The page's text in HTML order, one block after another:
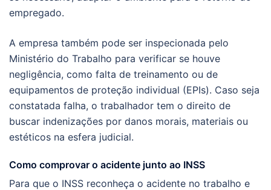
empregado.
A empresa também pode ser inspecionada pelo
Ministério do Trabalho para verificar se houve
negligência, como falta de treinamento ou de
equipamentos de proteção individual (EPIs). Caso seja
constatada falha, o trabalhador tem o direito de
buscar indenizações por danos morais, materiais ou
estéticos na esfera judicial.
Como comprovar o acidente junto ao INSS
Para que o INSS reconheça o acidente no trabalho e